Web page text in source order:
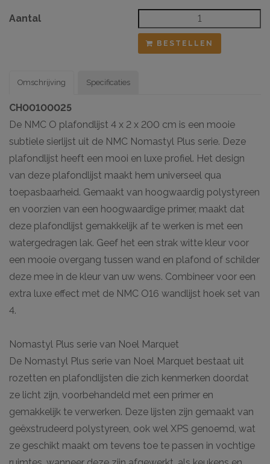
Aantal
BESTELLEN
Omschrijving
CH00100025
De NMC O plafondlijst 4 x 2 x 200 cm is een mooie
subtiele sierlijst uit de NMC Nomastyl Plus serie. Deze
plafondlijst heeft een mooi en luxe profiel. Het design
van deze plafondlijst maakt hem universeel qua
toepasbaarheid. Gemaakt van hoogwaardig polystyreen
en voorzien van een hoogwaardige primer, maakt dat
deze plafondlijst gemakkelijk af te werken is met een
watergedragen lak. Geef het een strak witte kleur voor
een mooie overgang tussen wand en plafond of schilder
deze mee in de kleur van uw wens. Combineer voor een
extra luxe effect met de NMC O16 wandlijst hoek set van
4.
Nomastyl Plus serie van Noel Marquet
De Nomastyl Plus serie van Noel Marquet bestaat uit
rozetten en plafondlijsten die zich kenmerken doordat
ze licht zijn, voorbehandeld met een primer en
gemakkelijk te verwerken. Deze lijsten zijn gemaakt van
geëxstrudeerd polystyreen, ook wel XPS genoemd, wat
ze geschikt maakt om tevens toe te passen in vochtige
Specificaties